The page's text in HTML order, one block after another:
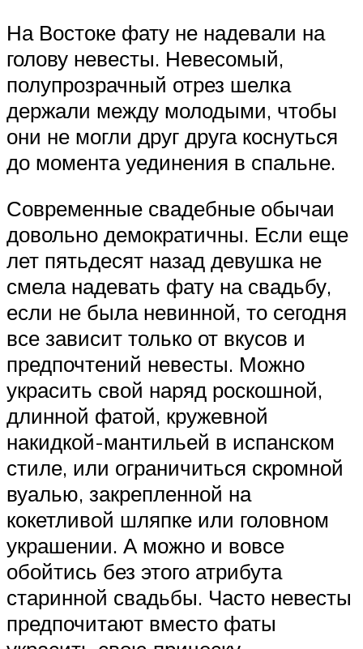
На Востоке фату не надевали на
голову невесты. Невесомый,
полупрозрачный отрез шелка
держали между молодыми, чтобы
они не могли друг друга коснуться
до момента уединения в спальне.
Современные свадебные обычаи
довольно демократичны. Если еще
лет пятьдесят назад девушка не
смела надевать фату на свадьбу,
если не была невинной, то сегодня
все зависит только от вкусов и
предпочтений невесты. Можно
украсить свой наряд роскошной,
длинной фатой, кружевной
накидкой-мантильей в испанском
стиле, или ограничиться скромной
вуалью, закрепленной на
кокетливой шляпке или головном
украшении. А можно и вовсе
обойтись без этого атрибута
старинной свадьбы. Часто невесты
предпочитают вместо фаты